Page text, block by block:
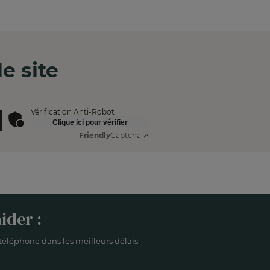
site
Vérification Anti-Robot
Clique ici pour vérifier
FriendlyCaptcha ⇗
:
dans les meilleurs délais.